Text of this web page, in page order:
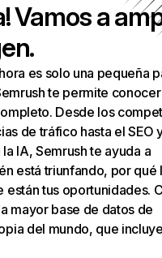
Vamos a
es solo una pequeña
te permite
Desde los
de tráfico hasta el SEO
IA, Semrush te ayuda a
está triunfando, por qué
están tus oportunidades.
mayor base de datos de
del mundo, que